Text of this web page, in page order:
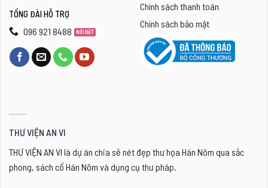
TỔNG ĐÀI HỖ TRỢ
096 921 8488
Chính sách thanh toán
Chính sách bảo mật
THƯ VIỆN AN VI
THƯ VIỆN AN VI là dự án chia sẻ nét đẹp thư họa Hán Nôm qua sắc
phong, sách cổ Hán Nôm và dụng cụ thư pháp.